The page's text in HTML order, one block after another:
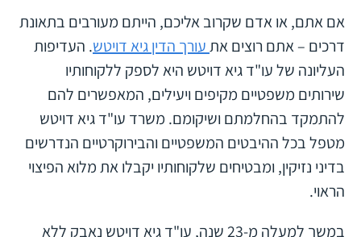
אם אתם, או אדם שקרוב אליכם, הייתם מעורבים בתאונת
דרכים – אתם רוצים אתעורך הדין גיא דויטש. העדיפות
העליונה של עו"ד גיא דויטש היא לספק ללקוחותיו
שירותים משפטיים מקיפים ויעילים, המאפשרים להם
להתמקד בהחלמתם ושיקומם. משרד עו"ד גיא דויטש
מטפל בכל ההיבטים המשפטיים והבירוקרטיים הנדרשים
בדיני נזיקין, ומבטיחים שלקוחותיו יקבלו את מלוא הפיצוי
הראוי.
במשך למעלה מ-23 שנה, עו"ד גיא דויטש נאבק ללא